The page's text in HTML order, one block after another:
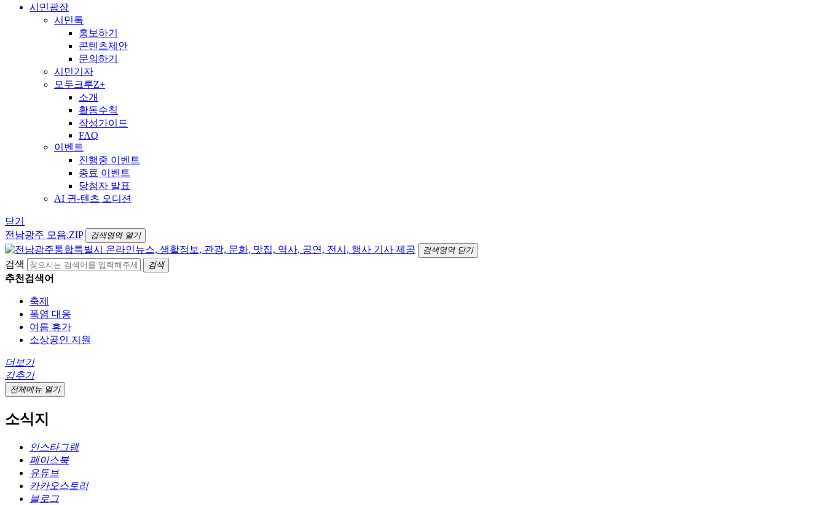
시민광장
시민톡
홍보하기
콘텐츠제안
문의하기
시민기자
모두크루Z+
소개
활동수칙
작성가이드
FAQ
이벤트
진행중 이벤트
종료 이벤트
당첨자 발표
AI 귄-텐츠 오디션
닫기
전남광주 모음.ZIP
검색영역 열기
검색영역 닫기
검색 검색
추천검색어
축제
폭염 대응
여름 휴가
소상공인 지원
더보기
감추기
전체메뉴 열기
소식지
인스타그램
페이스북
유튜브
카카오스토리
블로그